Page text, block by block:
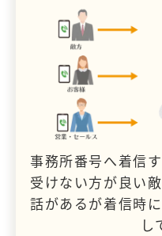
事務所番号へ着信
受けない方が良い
話があるが着信時
し